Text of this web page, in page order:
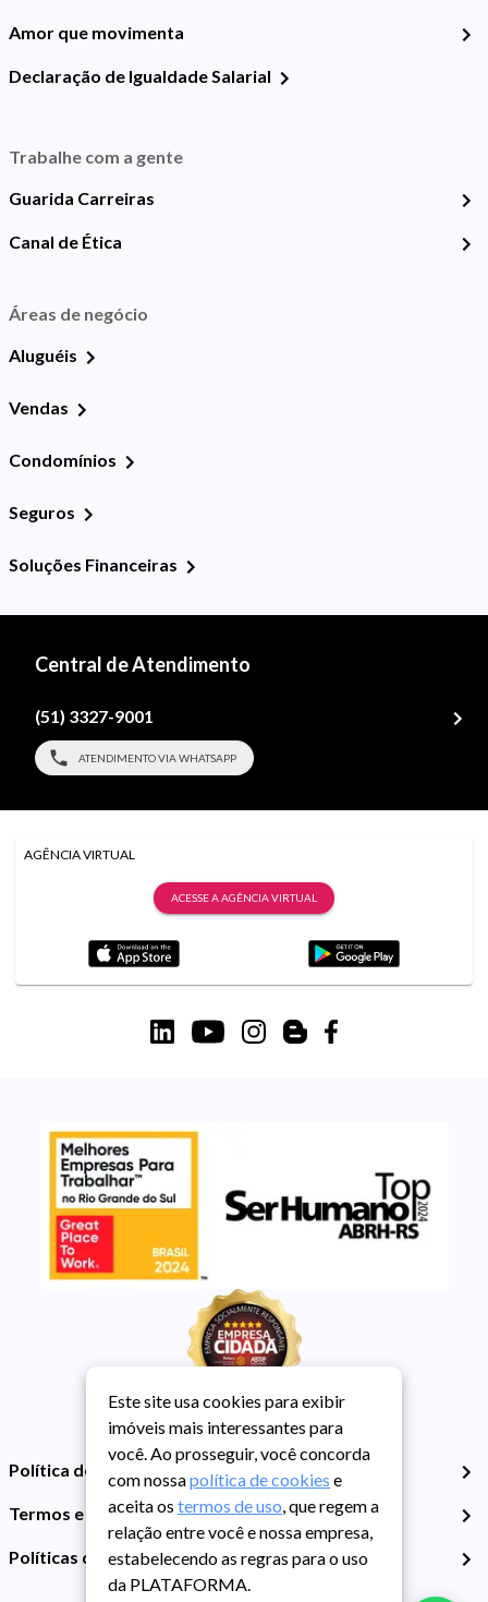
Amor que movimenta
Declaração de Igualdade Salarial
Trabalhe com a gente
Guarida Carreiras
Canal de Ética
Áreas de negócio
Aluguéis
Vendas
Condomínios
Seguros
Soluções Financeiras
Central de Atendimento
(51) 3327-9001
ATENDIMENTO VIA WHATSAPP
AGÊNCIA VIRTUAL
ACESSE A AGÊNCIA VIRTUAL
Política de Privacidade
Termos e Condições de Uso
Políticas de Cookies
Este site usa cookies para exibir
imóveis mais interessantes para
você. Ao prosseguir, você concorda
com nossapolítica de cookies e
aceita os termos de uso, que regem a
relação entre você e nossa empresa,
estabelecendo as regras para o uso
da PLATAFORMA.